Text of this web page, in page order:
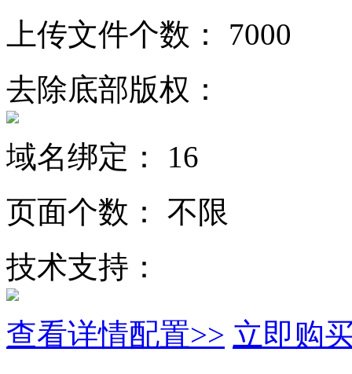
上传文件个数：
7000
去除底部版权：
域名绑定：
16
页面个数：
不限
技术支持：
查看详情配置>> 立即购